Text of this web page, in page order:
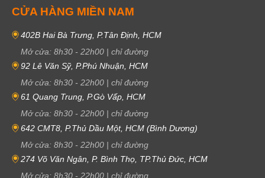
CỬA HÀNG MIỀN NAM
402B Hai Bà Trưng, P.Tân Định, HCM
Mở cửa: 8h30 - 22h00 | chỉ đường
92 Lê Văn Sỹ, P.Phú Nhuận, HCM
Mở cửa: 8h30 - 22h00 | chỉ đường
61 Quang Trung, P.Gò Vấp, HCM
Mở cửa: 8h30 - 22h00 | chỉ đường
642 CMT8, P.Thủ Dầu Một, HCM (Bình Dương)
Mở cửa: 8h30 - 22h00 | chỉ đường
274 Võ Văn Ngân, P. Bình Thọ, TP.Thủ Đức, HCM
Mở cửa: 8h30 - 22h00 | chỉ đường